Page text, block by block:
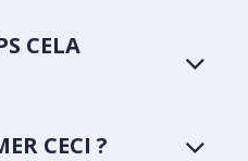
CELA
CECI ?